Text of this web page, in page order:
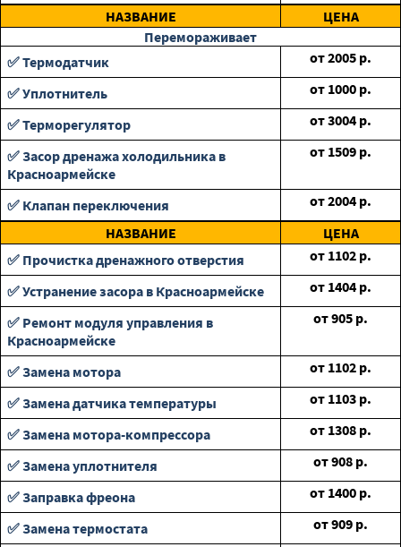
НАЗВАНИЕ
ЦЕНА
Перемораживает
✅ Термодатчик
от2005 р.
✅ Уплотнитель
от 1000 р.
✅ Терморегулятор
от3004 р.
✅ Засор дренажа холодильника в
Красноармейске
от 1509 р.
✅ Клапан переключения от2004 р.
НАЗВАНИЕ
ЦЕНА
✅ Прочистка дренажного отверстия
от 1102 р.
✅ Устранение засора в Красноармейске
от 1404 р.
✅ Ремонт модуля управления в
Красноармейске
от905 р.
✅ Замена мотора от 1102 р.
✅ Замена датчика температуры
от 1103 р.
✅ Замена мотора-компрессора
от 1308 р.
✅ Замена уплотнителя
от908 р.
✅ Заправка фреона
от 1400 р.
✅ Замена термостата
от909 р.